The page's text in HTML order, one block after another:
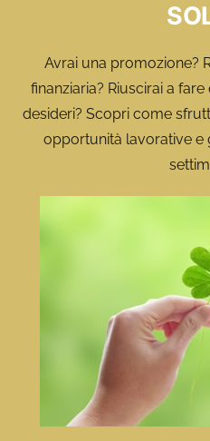
Avrai una promozione?
finanziaria? Riuscirai a
desideri? Scopri come
opportunità lavorative e